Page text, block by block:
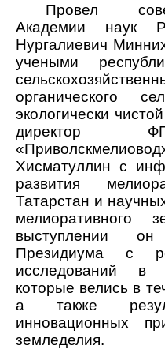
Провел
Академии наук
Нургалиевич
учеными
органического
экологически
директор
Хисматуллин с
развития
Татарстан и
мелиоративного
выступлении
Президиума с
исследований в
которые велись в
а также
инновационных
земледелия.